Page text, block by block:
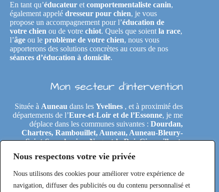
Nous respectons votre vie privée
Nous utilisons des cookies pour améliorer votre expérience de
navigation, diffuser des publicités ou du contenu personnalisé et
En tant qu’éducateur et comportementaliste canin,
également appelé dresseur pour chien, je vous
propose un accompagnement pour l’éducation de
votre chien ou de votre chiot. Quels que soient la race,
l’âge ou le problème de votre chien, nous vous
apporterons des solutions concrètes au cours de nos
séances d’éducation à domicile.
Mon secteur d’intervention
Située à Auneau dans lesYvelines , et à proximité des
départements de l’Eure-et-Loir et de l’Essonne, je me
déplace dans les communes suivantes :Dourdan,
Chartres, Rambouillet, Auneau, Auneau-Bleury-
Saint-Symphorien, Nogent-le-Roi, Gironville-et-
Maintenon, Épernon, Le Perray-en-Yvelines,
Saint-Arnoult-en-Yvelines, Étréchy, Morigny-
Champigny, Saclas, Toury, Eole-en-Beauce, Les